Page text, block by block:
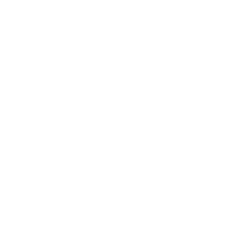
den entsprechenden
des Anbieters, bei dem Sie
sowie zur Ausführung
ausschließlich zum Zwecke
Nutzung der
für Ihren persönlichen, nicht
bzw. – im Fall der
– der internen Nutzung im
des Servicezeitraums.
dies auch nicht anderen